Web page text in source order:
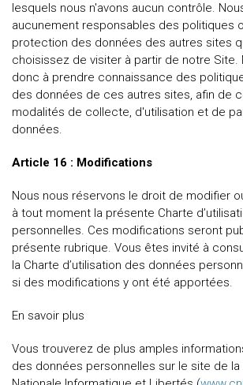
lesquels nous n'avons aucun contrôle.
aucunement responsables des politiques
protection des données des autres sites
choisissez de visiter à partir de notre Site.
donc à prendre connaissance des
des données de ces autres sites, afin de
modalités de collecte, d'utilisation et de
données.
Article 16 : Modifications
Nous nous réservons le droit de modifier
à tout moment la présente Charte
personnelles. Ces modifications seront
présente rubrique. Vous êtes invité à
la Charte d’utilisation des données
si des modifications y ont été apportées.
En savoir plus
Vous trouverez de plus amples
des données personnelles sur le site de la